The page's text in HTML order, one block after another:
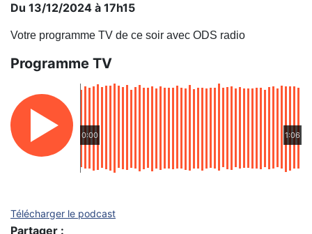
Du 13/12/2024 à 17h15
Votre programme TV de ce soir avec ODS radio
Programme TV
0:00 1:06
Télécharger le podcast
Partager :